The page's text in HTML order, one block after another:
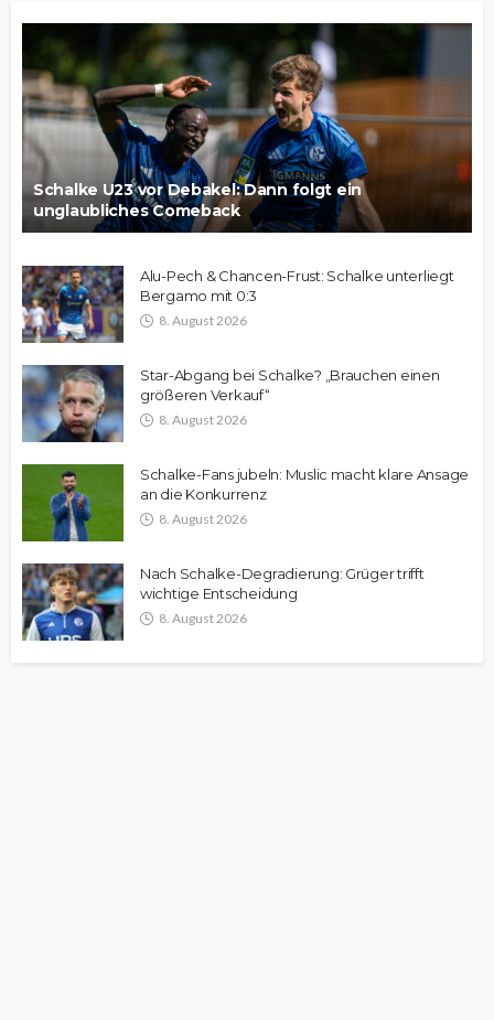
Schalke U23 vor Debakel: Dann folgt ein
unglaubliches Comeback
Alu-Pech & Chancen-Frust: Schalke unterliegt
Bergamo mit 0:3
8. August 2026
Star-Abgang bei Schalke? „Brauchen einen
größeren Verkauf“
8. August 2026
Schalke-Fans jubeln: Muslic macht klare Ansage
an die Konkurrenz
8. August 2026
Nach Schalke-Degradierung: Grüger trifft
wichtige Entscheidung
8. August 2026